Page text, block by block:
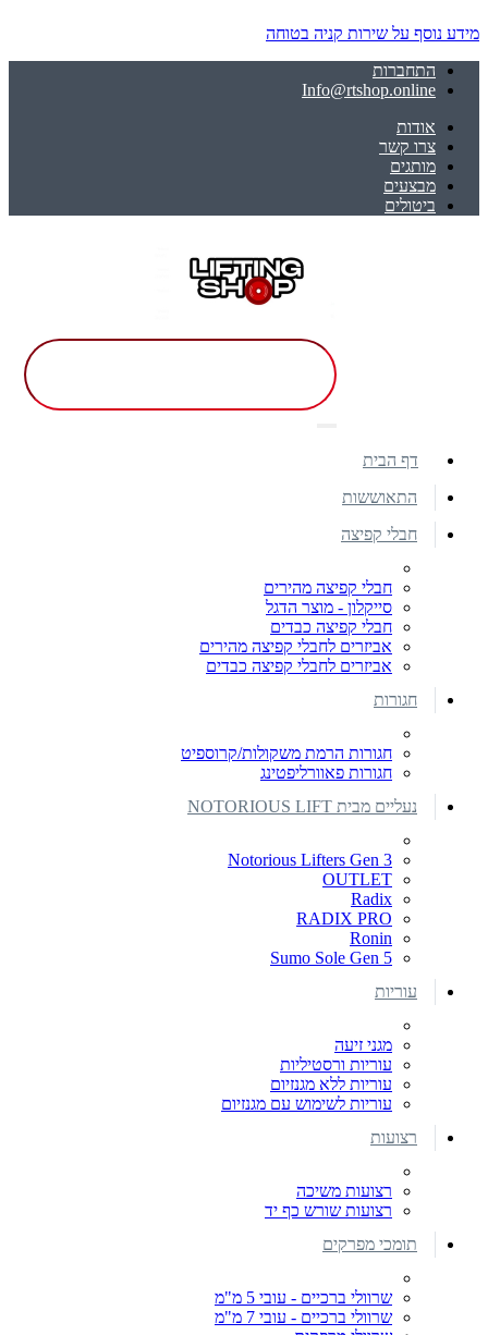
מידע נוסף על שירות קניה בטוחה
התחברות
Info@rtshop.online
אודות
צרו קשר
מותגים
מבצעים
ביטולים
דף הבית
התאוששות
חבלי קפיצה
חבלי קפיצה מהירים
סייקלון - מוצר הדגל
חבלי קפיצה כבדים
אביזרים לחבלי קפיצה מהירים
אביזרים לחבלי קפיצה כבדים
חגורות
חגורות הרמת משקולות/קרוספיט
חגורות פאוורליפטינג
נעליים מבית NOTORIOUS LIFT
Notorious Lifters Gen 3
OUTLET
Radix
RADIX PRO
Ronin
Sumo Sole Gen 5
עוריות
מגני זיעה
עוריות ורסטיליות
עוריות ללא מגנזיום
עוריות לשימוש עם מגנזיום
רצועות
רצועות משיכה
רצועות שורש כף יד
תומכי מפרקים
שרוולי ברכיים - עובי 5 מ"מ
שרוולי ברכיים - עובי 7 מ"מ